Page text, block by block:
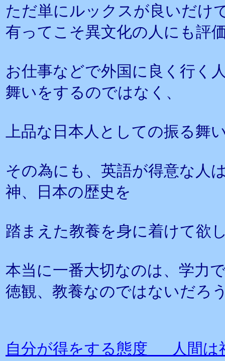
ただ単にルックスが良いだけ
有ってこそ異文化の人にも評
お仕事などで外国に良く行く
舞いをするのではなく、
上品な日本人としての振る舞
その為にも、英語が得意な人
神、日本の歴史を
踏まえた教養を身に着けて欲
本当に一番大切なのは、学力
徳観、教養なのではないだろ
自分が得をする態度 人間は